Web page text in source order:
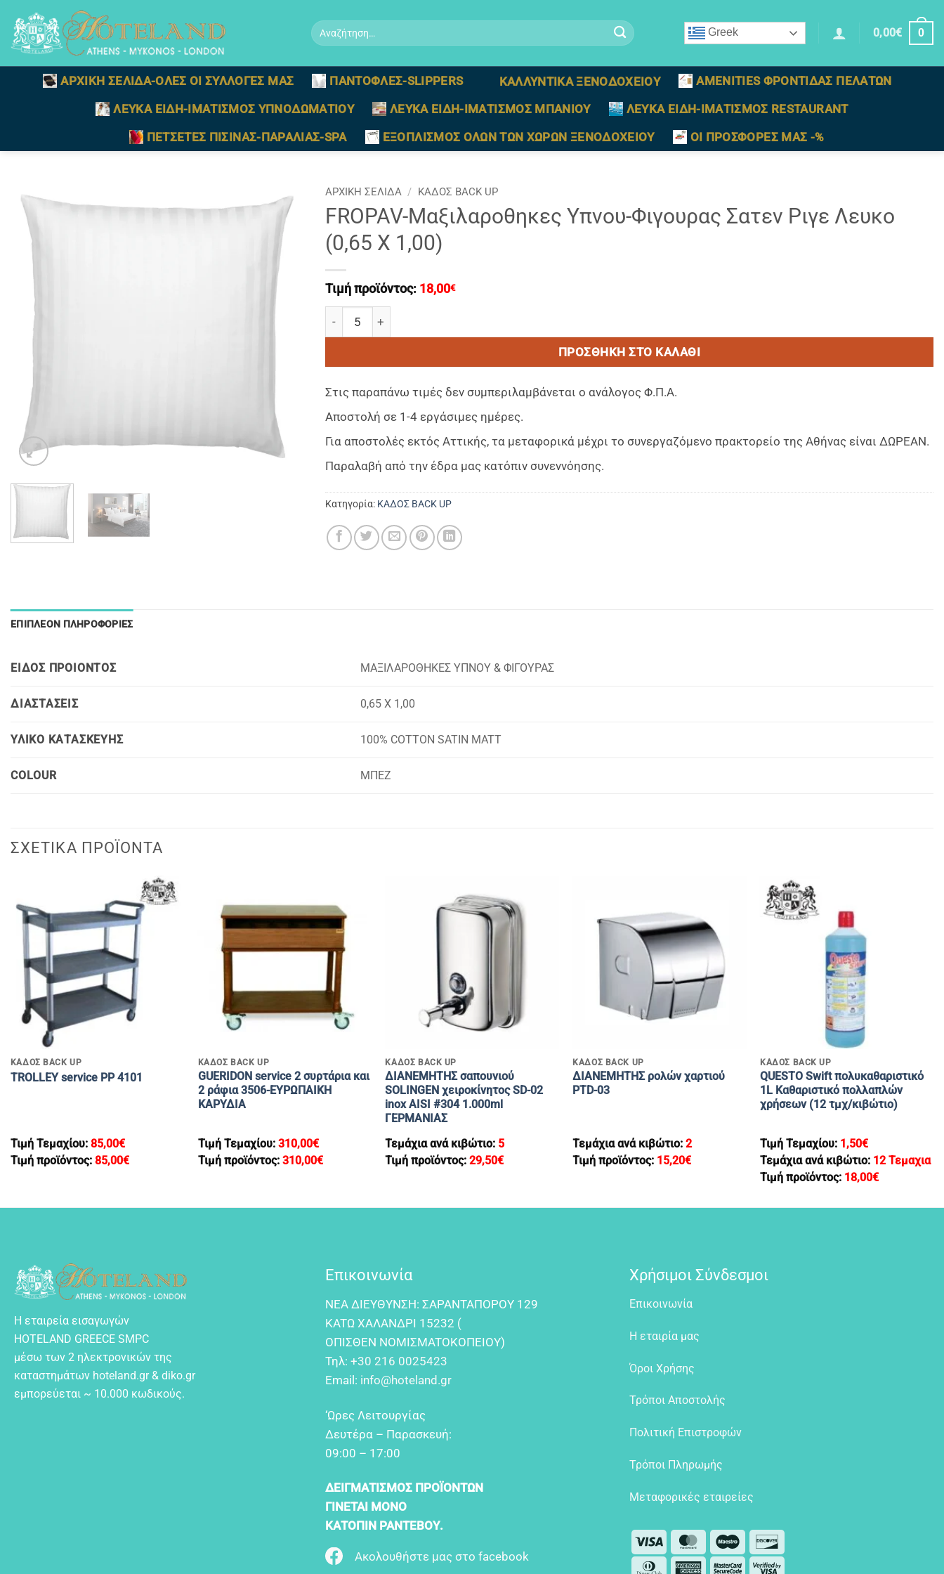
στο
περιεχόμενο
Αναζήτηση
για:
Greek 0,00€ 0
ΑΡΧΙΚΗ ΣΕΛΙΔΑ-ΟΛΕΣ ΟΙ ΣΥΛΛΟΓΕΣ ΜΑΣ ΠΑΝΤΟΦΛΕΣ-SLIPPERS ΚΑΛΛΥΝΤΙΚΑ ΞΕΝΟΔΟΧΕΙΟΥ
AMENITIES ΦΡΟΝΤΙΔΑΣ ΠΕΛΑΤΩΝ
ΛΕΥΚΑ ΕΙΔΗ-ΙΜΑΤΙΣΜΟΣ ΥΠΝΟΔΩΜΑΤΙΟΥ
ΛΕΥΚΑ ΕΙΔΗ-ΙΜΑΤΙΣΜΟΣ ΜΠΑΝΙΟΥ
ΛΕΥΚΑ ΕΙΔΗ-ΙΜΑΤΙΣΜΟΣ RESTAURANT
ΠΕΤΣΕΤΕΣ ΠΙΣΙΝΑΣ-ΠΑΡΑΛΙΑΣ-SPA
ΕΞΟΠΛΙΣΜΟΣ ΟΛΩΝ ΤΩΝ ΧΩΡΩΝ ΞΕΝΟΔΟΧΕΙΟΥ ΟΙ ΠΡΟΣΦΟΡΕΣ ΜΑΣ -%
ΑΡΧΙΚΉ ΣΕΛΊΔΑ / ΚΑΔΟΣ BACK UP
FROPAV-Μαξιλαροθηκες Υπνου-Φιγουρας Σατεν Ριγε Λευκο
(0,65 Χ 1,00)
Τιμή προϊόντος: 18,00€
FROPAV-Μαξιλαροθηκες Υπνου-Φιγουρας Σατεν Ριγε Λευκο (0,65 Χ 1,00) ποσότητα
ΠΡΟΣΘΉΚΗ ΣΤΟ ΚΑΛΆΘΙ
Στις παραπάνω τιμές δεν συμπεριλαμβάνεται ο ανάλογος Φ.Π.Α.
Αποστολή σε 1-4 εργάσιμες ημέρες.
Για αποστολές εκτός Αττικής, τα μεταφορικά μέχρι το συνεργαζόμενο πρακτορείο της Αθήνας είναι ΔΩΡΕΑΝ.
Παραλαβή από την έδρα μας κατόπιν συνεννόησης.
Κατηγορία: ΚΑΔΟΣ BACK UP
ΕΠΙΠΛΈΟΝ ΠΛΗΡΟΦΟΡΊΕΣ
ΕΙΔΟΣ ΠΡΟΙΟΝΤΟΣ ΜΑΞΙΛΑΡΟΘΗΚΕΣ ΥΠΝΟΥ & ΦΙΓΟΥΡΑΣ
ΔΙΑΣΤΑΣΕΙΣ 0,65 Χ 1,00
ΥΛΙΚΟ ΚΑΤΑΣΚΕΥΗΣ 100% COTTON SATIN MATT
COLOUR ΜΠΕΖ
ΣΧΕΤΙΚΆ ΠΡΟΪΌΝΤΑ
ΚΑΔΟΣ BACK UP
TROLLEY service PP 4101
Τιμή Τεμαχίου: 85,00€
Τιμή προϊόντος: 85,00€
ΚΑΔΟΣ BACK UP
GUERIDON service 2 συρτάρια και
2 ράφια 3506-ΕΥΡΩΠΑΙΚΗ
ΚΑΡΥΔΙΑ
Τιμή Τεμαχίου: 310,00€
Τιμή προϊόντος: 310,00€
ΚΑΔΟΣ BACK UP
ΔΙΑΝΕΜΗΤΗΣ σαπουνιού
SOLINGEN χειροκίνητος SD-02
inox AISI #304 1.000ml
ΓΕΡΜΑΝΙΑΣ
Τεμάχια ανά κιβώτιο: 5
Τιμή προϊόντος:29,50€
ΚΑΔΟΣ BACK UP
ΔΙΑΝΕΜΗΤΗΣ ρολών χαρτιού
PTD-03
Τεμάχια ανά κιβώτιο:2
Τιμή προϊόντος: 15,20€
ΚΑΔΟΣ BACK UP
QUESTO Swift πολυκαθαριστικό
1L Καθαριστικό πολλαπλών
χρήσεων (12 τμχ/κιβώτιο)
Τιμή Τεμαχίου: 1,50€
Τεμάχια ανά κιβώτιο: 12 Τεμαχια
Τιμή προϊόντος: 18,00€
Η εταιρεία εισαγωγών
HOTELAND GREECE SMPC
μέσω των 2 ηλεκτρονικών της
καταστημάτων hoteland.gr & diko.gr
εμπορεύεται ~ 10.000 κωδικούς.
Επικοινωνία
NEA ΔIEYΘYNΣH: ΣAPANTAΠOPOY 129
KATΩ XAΛANΔPI 15232 (
OΠIΣΘEN NOMIΣMATOKOΠEIOY)
Τηλ: +30 216 0025423
Email: info@hoteland.gr
‘Ωρες Λειτουργίας
Δευτέρα – Παρασκευή:
09:00 – 17:00
ΔΕΙΓΜΑΤΙΣΜΟΣ ΠΡΟΪΟΝΤΩΝ
ΓΙΝΕΤΑΙ ΜΟΝΟ
ΚΑΤΟΠΙΝ ΡΑΝΤΕΒΟΥ.
Ακολουθήστε μας στο facebook
Χρήσιμοι Σύνδεσμοι
Επικοινωνία
Η εταιρία μας
Όροι Χρήσης
Τρόποι Αποστολής
Πολιτική Επιστροφών
Τρόποι Πληρωμής
Μεταφορικές εταιρείες
Visa MasterCardMaestro
Dinners AmericanMasterCard
Visa